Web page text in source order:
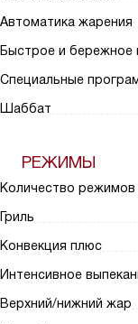
Автоматика жарения
Быстрое и бережное
Специальные
Шаббат
РЕЖИМЫ
Количество
Гриль
Конвекция плюс
Интенсивное
Верхний/нижний жар